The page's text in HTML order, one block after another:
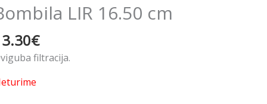
LIR 16.50 cm
€
filtracija.